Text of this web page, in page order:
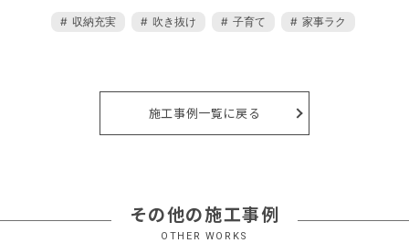
収納充実 吹き抜け 子育て 家事ラク
施工事例一覧に戻る
その他の施工事例
OTHER WORKS